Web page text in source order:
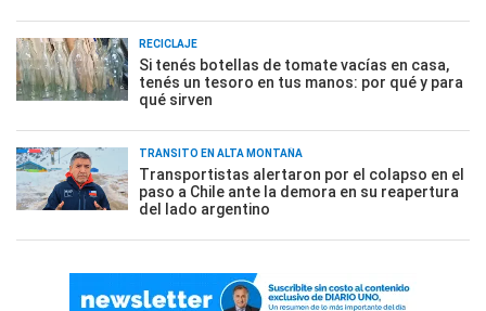
RECICLAJE
Si tenés botellas de tomate vacías en casa,
tenés un tesoro en tus manos: por qué y para
qué sirven
TRÁNSITO EN ALTA MONTAÑA
Transportistas alertaron por el colapso en el
paso a Chile ante la demora en su reapertura
del lado argentino